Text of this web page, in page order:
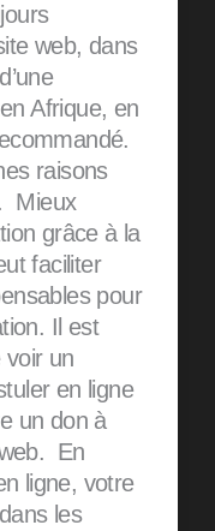
web, dans
Afrique, en
raisons
Mieux
grâce à la
faciliter
pour
Il est
voir un
en ligne
un don à
En
ligne, votre
les